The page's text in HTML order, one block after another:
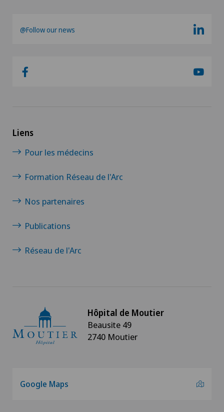
@Follow our news
Liens
Pour les médecins
Formation Réseau de l'Arc
Nos partenaires
Publications
Réseau de l'Arc
Hôpital de Moutier
Beausite 49
2740 Moutier
Google Maps